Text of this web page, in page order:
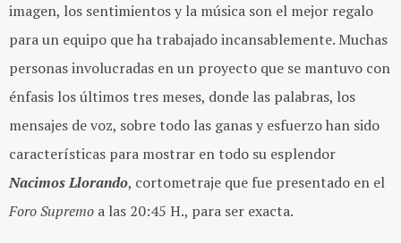
imagen, los sentimientos y la música son el mejor regalo
para un equipo que ha trabajado incansablemente. Muchas
personas involucradas en un proyecto que se mantuvo con
énfasis los últimos tres meses, donde las palabras, los
mensajes de voz, sobre todo las ganas y esfuerzo han sido
características para mostrar en todo su esplendor
Nacimos Llorando, cortometraje que fue presentado en el
Foro Supremo a las 20:45 H., para ser exacta.